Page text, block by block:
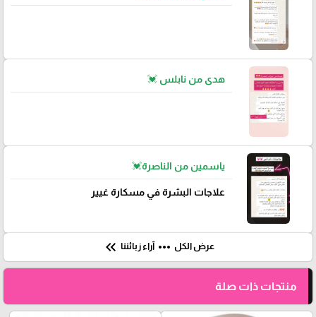
هدى من نابلس 💓
ياسمين من الناصرة💓
علاجات البشرة في مسكارة غيير
عرض الكل more_horiz آراء زبائننا keyboard_double_arrow_left
منتجات ذات صلة